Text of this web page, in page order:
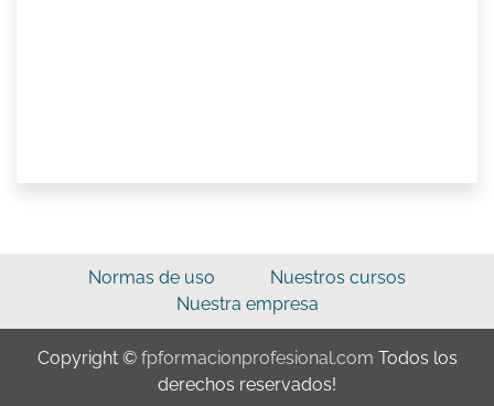
Normas de uso
Nuestros cursos
Nuestra empresa
Copyright © fpformacionprofesional.com Todos los
derechos reservados!